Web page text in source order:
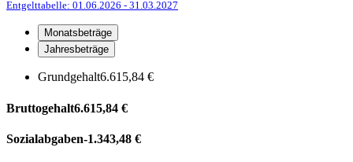
Entgelttabelle: 01.06.2026 - 31.03.2027
Monatsbeträge
Jahresbeträge
Grundgehalt6.615,84 €
Bruttogehalt6.615,84 €
Sozialabgaben-1.343,48 €